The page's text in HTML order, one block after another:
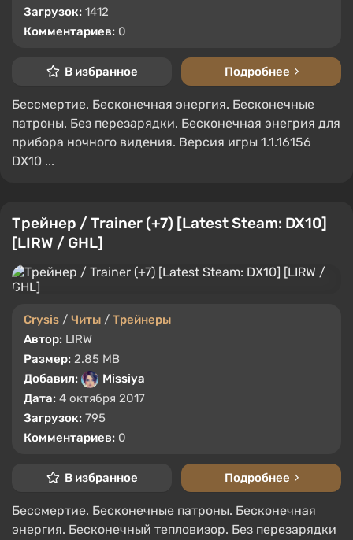
Загрузок: 1412
Комментариев: 0
В избранное Подробнее
Бессмертие. Бесконечная энергия. Бесконечные
патроны. Без перезарядки. Бесконечная энегрия для
прибора ночного видения. Версия игры 1.1.16156
DX10 ...
Трейнер / Trainer (+7) [Latest Steam: DX10]
[LIRW / GHL]
Crysis / Читы / Трейнеры
Автор: LIRW
Размер: 2.85 MB
Добавил:
Missiya
Дата: 4 октября 2017
Загрузок: 795
Комментариев: 0
В избранное Подробнее
Бессмертие. Бесконечные патроны. Бесконечная
энергия. Бесконечный тепловизор. Без перезарядки